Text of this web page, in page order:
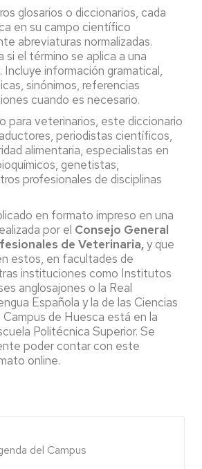
glosarios o diccionarios, cada
en su campo científico
abreviaturas normalizadas.
si el término se aplica a una
información gramatical,
sinónimos, referencias
cuando es necesario.
para veterinarios, este diccionario
periodistas científicos,
alimentaria, especialistas en
genetistas,
profesionales de disciplinas
en formato impreso en una
por el Consejo General
de Veterinaria,y que
estos, en facultades de
instituciones como Institutos
anglosajones o la Real
Española y la de las Ciencias
Campus de Huesca está en la
Politécnica Superior. Se
poder contar con este
online.
del Campus